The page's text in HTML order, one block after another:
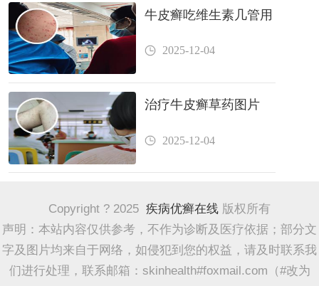
牛皮癣吃维生素几管用
2025-12-04
治疗牛皮癣草药图片
2025-12-04
Copyright ? 2025 疾病优癣在线 版权所有
声明：本站内容仅供参考，不作为诊断及医疗依据；部分文
字及图片均来自于网络，如侵犯到您的权益，请及时联系我
们进行处理，联系邮箱：skinhealth#foxmail.com（#改为